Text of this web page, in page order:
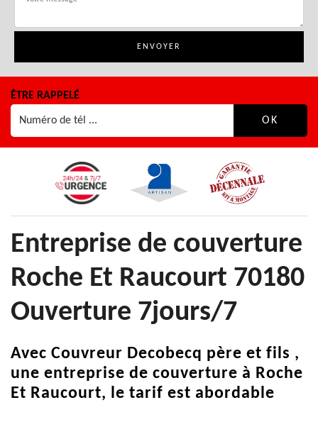
ÊTRE RAPPELÉ
Entreprise de couverture
Roche Et Raucourt 70180
Ouverture 7jours/7
Avec Couvreur Decobecq père et fils ,
une entreprise de couverture à Roche
Et Raucourt, le tarif est abordable